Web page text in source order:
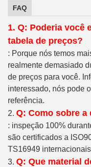
FAQ
1. Q: Poderia você
tabela de preços?
: Porque nós temos
realmente demasiado
de preços para você.
interessado, nós pode
referência.
2. Q: Como sobre a
: inspeção 100%
são certificados a
TS16949
3. Q: Que material